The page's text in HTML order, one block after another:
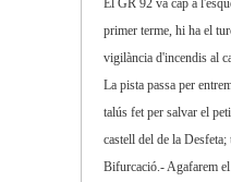
El GR 92 va cap a
primer terme, hi ha el
vigilància d'incendis al
La pista passa per
talús fet per salvar el
castell del de la Desfeta;
Bifurcació.- Agafarem